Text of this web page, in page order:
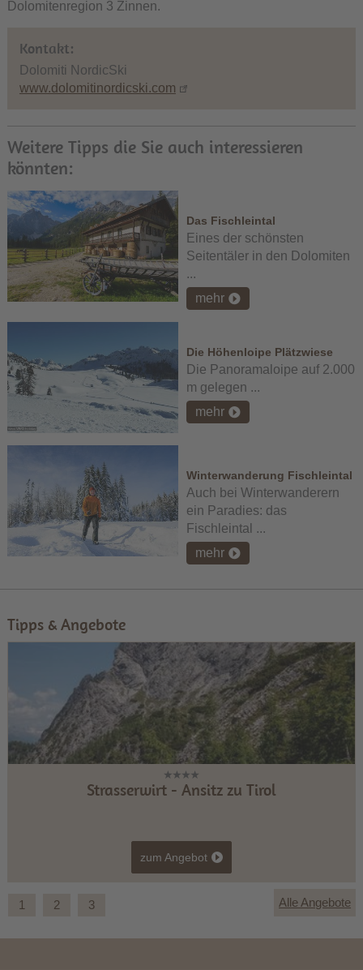
Dolomitenregion 3 Zinnen.
Kontakt:
Dolomiti NordicSki
www.dolomitinordicski.com
Weitere Tipps die Sie auch interessieren
könnten:
Das Fischleintal
Eines der schönsten
Seitentäler in den Dolomiten
...
mehr
Die Höhenloipe Plätzwiese
Die Panoramaloipe auf 2.000
m gelegen ...
mehr
Winterwanderung Fischleintal
Auch bei Winterwanderern
ein Paradies: das
Fischleintal ...
mehr
Tipps & Angebote
Strasserwirt - Ansitz zu Tirol
zum Angebot
1 2 3 Alle Angebote